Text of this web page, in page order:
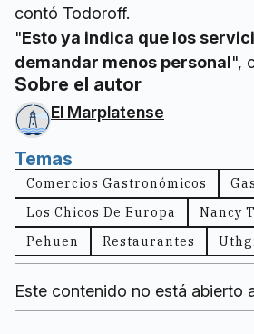
contó Todoroff.
"Esto ya indica que los
demandar menos personal",
Sobre el autor
El Marplatense
Temas
Comercios Gastronómicos
Los Chicos De Europa
Nancy
Pehuen
Restaurantes
Este contenido no está abierto